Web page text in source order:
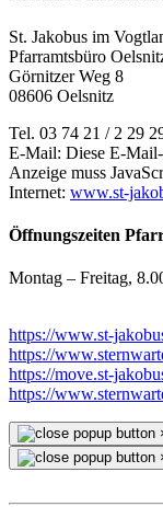
St. Jakobus im
Pfarramtsbüro
Görnitzer Weg 8
08606 Oelsnitz
Tel. 03 74 21 / 2 29
E-Mail: Diese E-
Anzeige muss
Internet: www.st-
Öffnungszeiten
Montag – Freitag,
https://www.st-
https://
https://move.st-
https://